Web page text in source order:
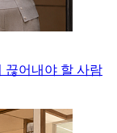
끊어내야 할 사람